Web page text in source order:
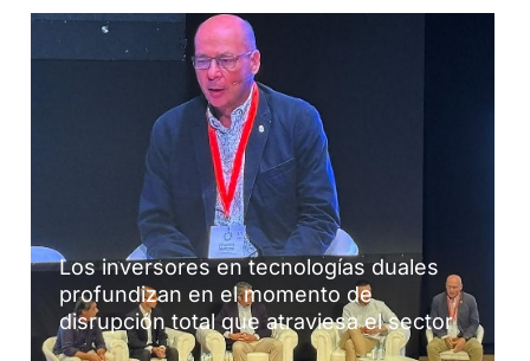
Los inversores en tecnologías duales
profundizan en el momento de
disrupción total que atraviesa el sector